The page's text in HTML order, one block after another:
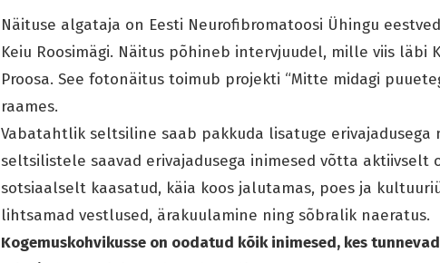
Näituse algataja on Eesti Neurofibromatoosi Ühingu
Keiu Roosimägi. Näitus põhineb intervjuudel, mille viis läbi
Proosa. See fotonäitus toimub projekti “Mitte midagi
raames.
Vabatahtlik seltsiline saab pakkuda lisatuge erivajadusega
seltsilistele saavad erivajadusega inimesed võtta aktiivselt
sotsiaalselt kaasatud, käia koos jalutamas, poes ja
lihtsamad vestlused, ärakuulamine ning sõbralik naeratus.
Kogemuskohvikusse on oodatud kõik inimesed, kes